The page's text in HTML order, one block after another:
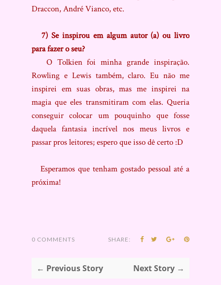
Draccon, André Vianco, etc.
7) Se inspirou em algum autor (a) ou livro
para fazer o seu?
O Tolkien foi minha grande inspiração.
Rowling e Lewis também, claro. Eu não me
inspirei em suas obras, mas me inspirei na
magia que eles transmitiram com elas. Queria
conseguir colocar um pouquinho que fosse
daquela fantasia incrível nos meus livros e
passar pros leitores; espero que isso dê certo :D
Esperamos que tenham gostado pessoal até a
próxima!
0 COMMENTS SHARE:
← Previous Story Next Story →